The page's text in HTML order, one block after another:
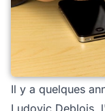
Il y a quelques